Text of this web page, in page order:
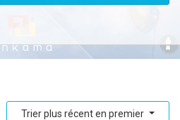
Trier plus récent en premier